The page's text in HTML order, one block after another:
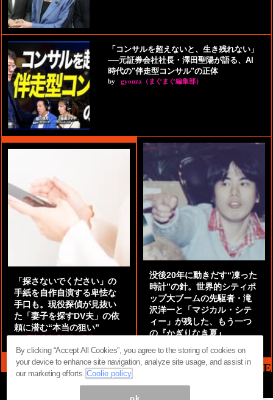
「コンサルを超えないと、生き残れない」
──元証券会社社長・澤田聖陽が語る、AI
時代の"伴走型コンサル"の正体
by gyouza（まぐまぐ編集部）
「探さないでください」の
手紙を自作自演する卑怯な
手口も。現役探偵が見抜い
た「妻子を探すDV夫」の依
頼に潜む“本当の狙い”
by 阿部泰尚『伝説の探偵』
没後20年に動きだす“凍った
時計”の針。世界的シティポ
ップ大ブームの先駆者・滝
沢洋一と「マジカル・シテ
ィー」が残した、もう一つ
の『かぎりなき夏』
MAG2 NEWS HEADLINE
By clicking “Accept All Cookies”, you agree to the storing of cookies on
your device to enhance site navigation, analyze site usage, and assist in
our marketing efforts.Coolie policy